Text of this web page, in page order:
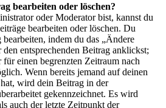
bearbeiten oder löschen?
oder Moderator bist, kannst du
bearbeiten oder löschen. Du
indem du das „Ändere
entsprechenden Beitrag anklickst;
einen begrenzten Zeitraum nach
Wenn bereits jemand auf deinen
wird dein Beitrag in der
gekennzeichnet. Es wird
auch der letzte Zeitpunkt der